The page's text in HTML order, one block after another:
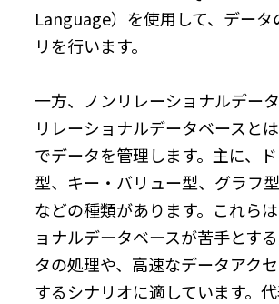
Language）を使用して、データ
リを行います。
一方、ノンリレーショナルデータ
リレーショナルデータベースと
でデータを管理します。主に、
型、キー・バリュー型、グラフ
などの種類があります。これら
ョナルデータベースが苦手とす
タの処理や、高速なデータアク
するシナリオに適しています。